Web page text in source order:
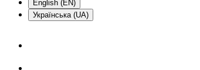
English (EN)
Українська (UA)